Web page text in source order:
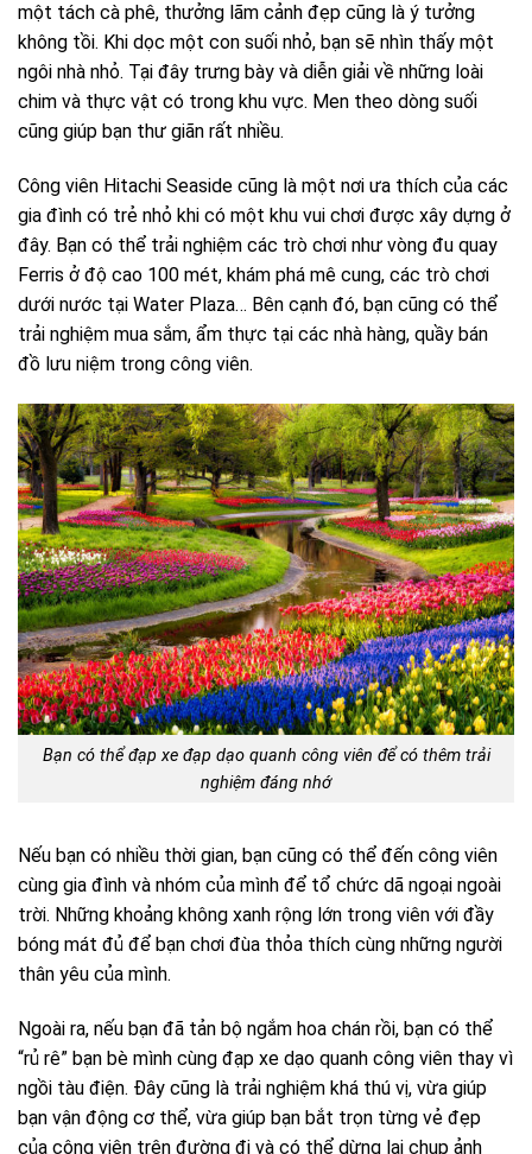
một tách cà phê, thưởng lãm cảnh đẹp cũng là ý tưởng
không tồi. Khi dọc một con suối nhỏ, bạn sẽ nhìn thấy một
ngôi nhà nhỏ. Tại đây trưng bày và diễn giải về những loài
chim và thực vật có trong khu vực. Men theo dòng suối
cũng giúp bạn thư giãn rất nhiều.
Công viên Hitachi Seaside cũng là một nơi ưa thích của các
gia đình có trẻ nhỏ khi có một khu vui chơi được xây dựng ở
đây. Bạn có thể trải nghiệm các trò chơi như vòng đu quay
Ferris ở độ cao 100 mét, khám phá mê cung, các trò chơi
dưới nước tại Water Plaza… Bên cạnh đó, bạn cũng có thể
trải nghiệm mua sắm, ẩm thực tại các nhà hàng, quầy bán
đồ lưu niệm trong công viên.
Bạn có thể đạp xe đạp dạo quanh công viên để có thêm trải
nghiệm đáng nhớ
Nếu bạn có nhiều thời gian, bạn cũng có thể đến công viên
cùng gia đình và nhóm của mình để tổ chức dã ngoại ngoài
trời. Những khoảng không xanh rộng lớn trong viên với đầy
bóng mát đủ để bạn chơi đùa thỏa thích cùng những người
thân yêu của mình.
Ngoài ra, nếu bạn đã tản bộ ngắm hoa chán rồi, bạn có thể
“rủ rê” bạn bè mình cùng đạp xe dạo quanh công viên thay vì
ngồi tàu điện. Đây cũng là trải nghiệm khá thú vị, vừa giúp
bạn vận động cơ thể, vừa giúp bạn bắt trọn từng vẻ đẹp
của công viên trên đường đi và có thể dừng lại chụp ảnh